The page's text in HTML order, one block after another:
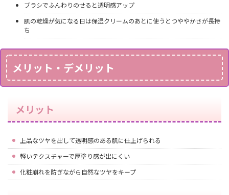
ブラシでふんわりのせると透明感アップ
肌の乾燥が気になる日は保湿クリームのあとに使うとつややかさが長持
ち
メリット・デメリット
メリット
上品なツヤを出して透明感のある肌に仕上げられる
軽いテクスチャーで厚塗り感が出にくい
化粧崩れを防ぎながら自然なツヤをキープ